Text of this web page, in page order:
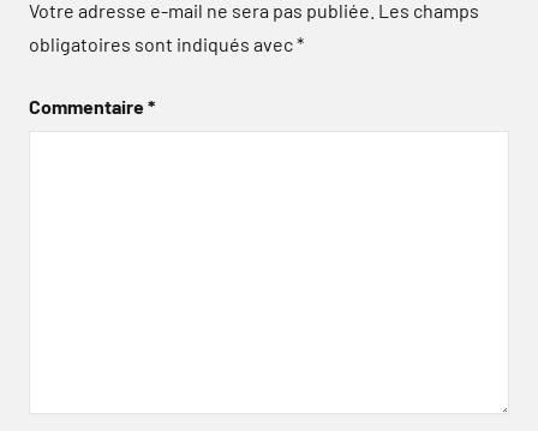
Votre adresse e-mail ne sera pas publiée. Les champs
obligatoires sont indiqués avec*
Commentaire*